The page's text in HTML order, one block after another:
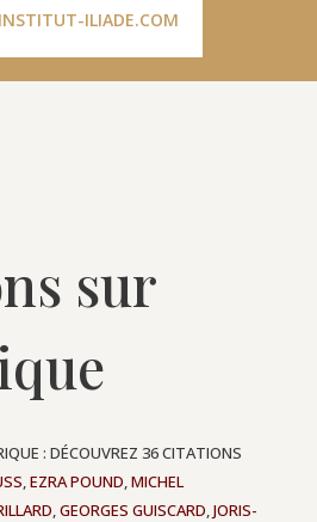
ILIADE.COM
sur
: DÉCOUVREZ 36 CITATIONS
,EZRA POUND,MICHEL
,GEORGES GUISCARD,JORIS-